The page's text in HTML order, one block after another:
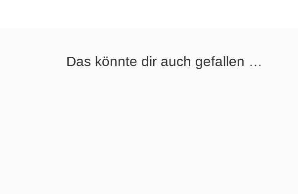
Das könnte dir auch gefallen …